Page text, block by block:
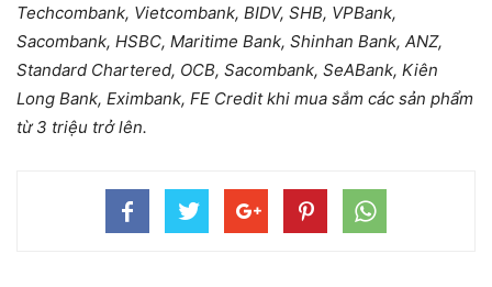
Techcombank, Vietcombank, BIDV, SHB, VPBank,
Sacombank, HSBC, Maritime Bank, Shinhan Bank, ANZ,
Standard Chartered, OCB, Sacombank, SeABank, Kiên
Long Bank, Eximbank, FE Credit khi mua sắm các sản phẩm
từ 3 triệu trở lên.